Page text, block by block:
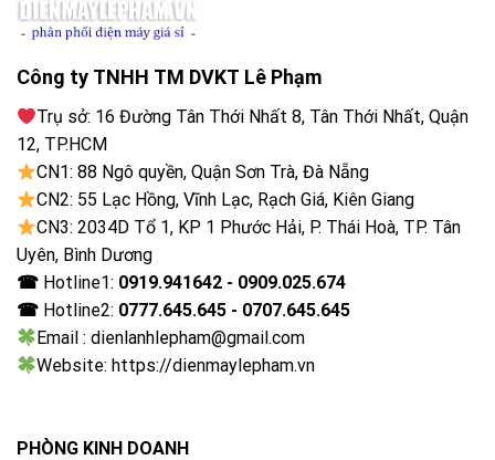
Công ty TNHH TM DVKT Lê Phạm
Trụ sở: 16 Đường Tân Thới Nhất 8, Tân Thới Nhất, Quận
12, TP.HCM
CN1: 88 Ngô quyền, Quận Sơn Trà, Đà Nẵng
CN2: 55 Lạc Hồng, Vĩnh Lạc, Rạch Giá, Kiên Giang
CN3: 2034D Tổ 1, KP 1 Phước Hải, P. Thái Hoà, TP. Tân
Uyên, Bình Dương
☎ Hotline1: 0919.941642 - 0909.025.674
☎ Hotline2: 0777.645.645 - 0707.645.645
Email : dienlanhlepham@gmail.com
Website: https://dienmaylepham.vn
PHÒNG KINH DOANH